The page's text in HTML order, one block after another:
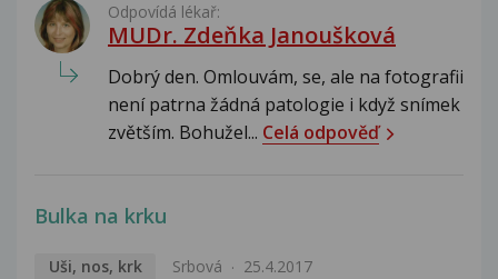
Odpovídá lékař:
MUDr. Zdeňka Janoušková
Dobrý den. Omlouvám, se, ale na fotografii
není patrna žádná patologie i když snímek
zvětším. Bohužel... Celá odpověď
Bulka na krku
Uši, nos, krk Srbová 25.4.2017